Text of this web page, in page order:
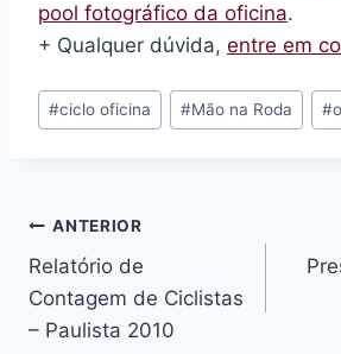
pool fotográfico da oficina.
+ Qualquer dúvida, entre em
Tags
do
#ciclo oficina #Mão na Roda #
Navegação
de
Post
ANTERIOR
Relatório de
Contagem de Ciclistas
– Paulista 2010